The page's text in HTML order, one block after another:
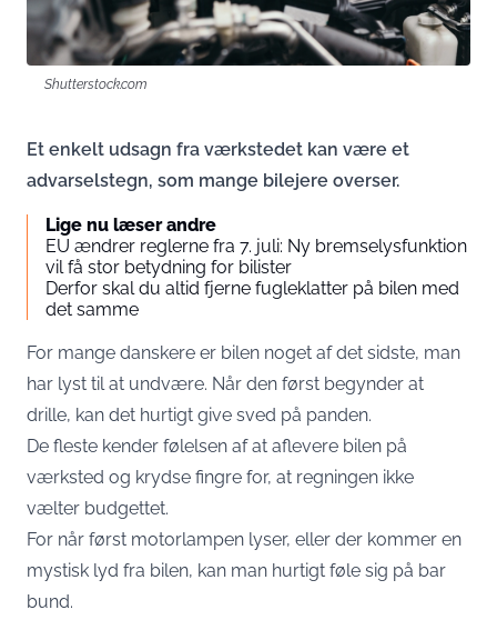
Shutterstock.com
Et enkelt udsagn fra værkstedet kan være et
advarselstegn, som mange bilejere overser.
Lige nu læser andre
EU ændrer reglerne fra 7. juli: Ny bremselysfunktion
vil få stor betydning for bilister
Derfor skal du altid fjerne fugleklatter på bilen med
det samme
For mange danskere er bilen noget af det sidste, man
har lyst til at undvære. Når den først begynder at
drille, kan det hurtigt give sved på panden.
De fleste kender følelsen af at aflevere bilen på
værksted og krydse fingre for, at regningen ikke
vælter budgettet.
For når først motorlampen lyser, eller der kommer en
mystisk lyd fra bilen, kan man hurtigt føle sig på bar
bund.